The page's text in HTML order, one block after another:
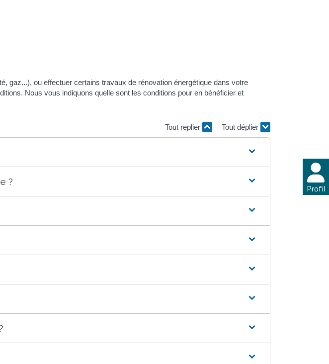
Profil
gaz...), ou effectuer certains travaux de rénovation énergétique dans votre
Nous vous indiquons quelle sont les conditions pour en bénéficier et
Tout replier Tout déplier
?